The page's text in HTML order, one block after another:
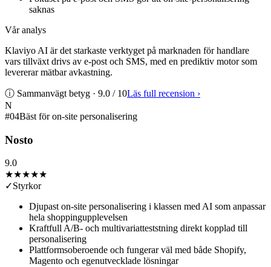
saknas
Vår analys
Klaviyo AI är det starkaste verktyget på marknaden för handlare
vars tillväxt drivs av e-post och SMS, med en prediktiv motor som
levererar mätbar avkastning.
ⓘ Sammanvägt betyg · 9.0 / 10Läs full recension ›
N
#04Bäst för on-site personalisering
Nosto
9.0
★★★★★
✓Styrkor
Djupast on-site personalisering i klassen med AI som anpassar
hela shoppingupplevelsen
Kraftfull A/B- och multivariatteststning direkt kopplad till
personalisering
Plattformsoberoende och fungerar väl med både Shopify,
Magento och egenutvecklade lösningar